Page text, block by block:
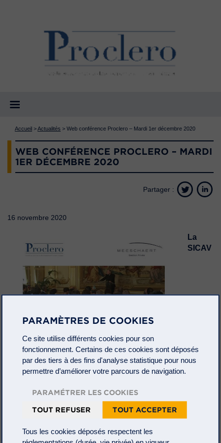
Accueil >Actualités > Web conférence Proclero – Mardi 1er décembre 2020
WEB CONFÉRENCE PROCLERO – MARDI
1ER DÉCEMBRE 2020
Partager :
16 novembre 2020
La
SICAV
Proclero et Meeschaert Gestion Privée ont le plaisir de
vous inviter à participer à une web conférence
Mardi 1er décembre à 8 heures 30, la conférence Proclero
PARAMÈTRES DE COOKIES
Ce site utilise différents cookies pour son
fonctionnement. Certains de ces cookies sont déposés
par des tiers à des fins d'analyse statistique pour nous
permettre d’améliorer votre parcours de navigation.
PARAMÉTRER LES COOKIES
TOUT REFUSER TOUT ACCEPTER
Tous les cookies déposés respectent les